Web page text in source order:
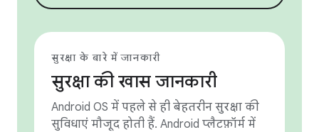
सुरक्षा के बारे में जानकारी
सुरक्षा की खास जानकारी
Android OS में पहले से ही बेहतरीन सुरक्षा की
सुविधाएं मौजूद होती हैं. Android प्लैटफ़ॉर्म में